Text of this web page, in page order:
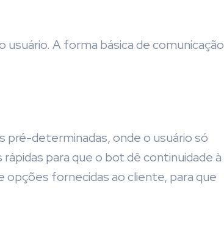
A forma básica de comunicação
pré-determinadas, onde o usuário só
para que o bot dê continuidade à
opções fornecidas ao cliente, para que